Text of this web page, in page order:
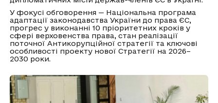
У фокусі обговорення — Національна програма
адаптації законодавства України до права ЄС,
прогрес у виконанні 10 пріоритетних кроків у
сфері верховенства права, стан реалізації
поточної Антикорупційної стратегії та ключові
особливості проекту нової Стратегії на 2026–
2030 роки.